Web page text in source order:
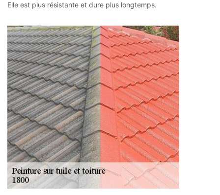
Elle est plus résistante et dure plus longtemps.